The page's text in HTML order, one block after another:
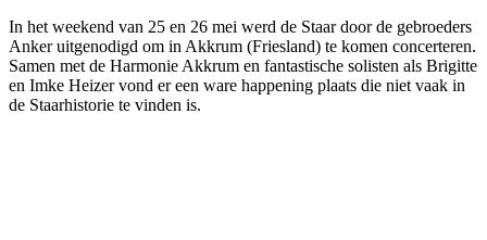
In het weekend van 25 en 26 mei werd de Staar door de gebroeders
Anker uitgenodigd om in Akkrum (Friesland) te komen concerteren.
Samen met de Harmonie Akkrum en fantastische solisten als Brigitte
en Imke Heizer vond er een ware happening plaats die niet vaak in
de Staarhistorie te vinden is.